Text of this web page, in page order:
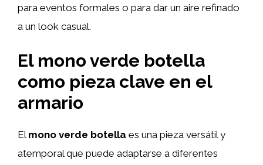
para eventos formales o para dar un aire refinado
a un look casual.
El mono verde botella
como pieza clave en el
armario
El mono verde botella es una pieza versátil y
atemporal que puede adaptarse a diferentes